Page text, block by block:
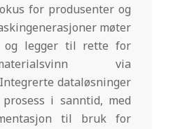
for produsenter og
møter
og legger til rette for
via
dataløsninger
i sanntid, med
til bruk for